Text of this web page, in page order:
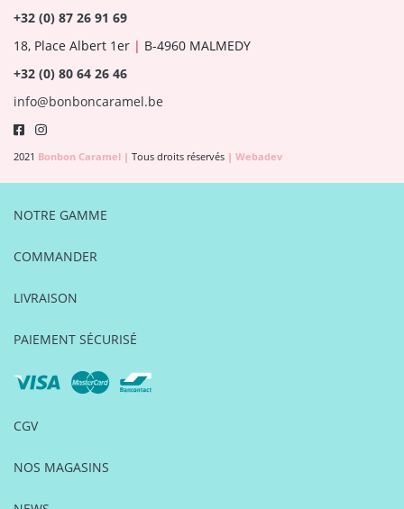
+32 (0) 87 26 91 69
18, Place Albert 1er | B-4960 MALMEDY
+32 (0) 80 64 26 46
info@bonboncaramel.be
2021 Bonbon Caramel | Tous droits réservés | Webadev
NOTRE GAMME
COMMANDER
LIVRAISON
PAIEMENT SÉCURISÉ
CGV
NOS MAGASINS